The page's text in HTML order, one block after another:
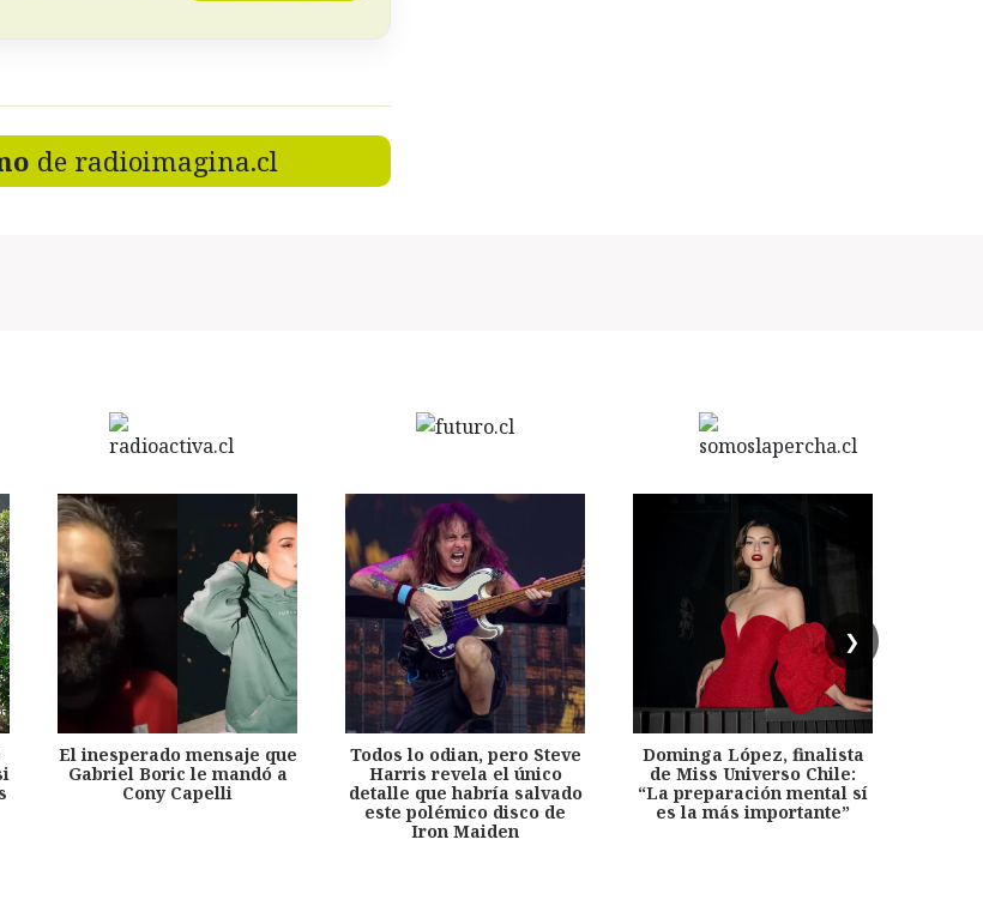
de radioimagina.cl
❯
El inesperado mensaje que
Gabriel Boric le mandó a
Cony Capelli
Todos lo odian, pero Steve
Harris revela el único
detalle que habría salvado
este polémico disco de
Iron Maiden
Dominga López, finalista
de Miss Universo Chile:
“La preparación mental sí
es la más importante”